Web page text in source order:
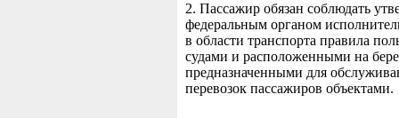
2. Пассажир обязан соблюдать
федеральным органом
в области транспорта правила
судами и расположенными на
предназначенными для
перевозок пассажиров объектами.